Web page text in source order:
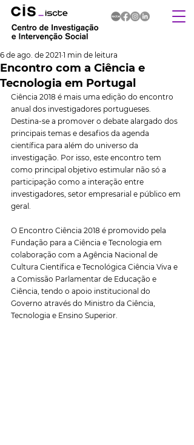
Encontro com a Ciência e
Tecnologia em Portugal
6 de ago. de 2021 1 min de leitura
Ciência 2018 é mais uma edição do encontro
anual dos investigadores portugueses.
Destina-se a promover o debate alargado dos
principais temas e desafios da agenda
científica para além do universo da
investigação. Por isso, este encontro tem
como principal objetivo estimular não só a
participação como a interação entre
investigadores, setor empresarial e público em
geral.
O Encontro Ciência 2018 é promovido pela
Fundação para a Ciência e Tecnologia em
colaboração com a Agência Nacional de
Cultura Científica e Tecnológica Ciência Viva e
a Comissão Parlamentar de Educação e
Ciência, tendo o apoio institucional do
Governo através do Ministro da Ciência,
Tecnologia e Ensino Superior.